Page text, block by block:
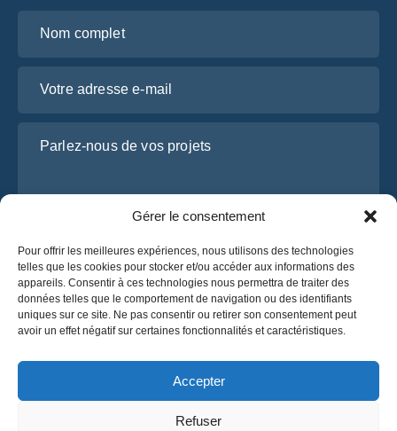
Gérer le consentement
Pour offrir les meilleures expériences, nous utilisons des technologies
telles que les cookies pour stocker et/ou accéder aux informations des
appareils. Consentir à ces technologies nous permettra de traiter des
données telles que le comportement de navigation ou des identifiants
uniques sur ce site. Ne pas consentir ou retirer son consentement peut
avoir un effet négatif sur certaines fonctionnalités et caractéristiques.
Accepter
Refuser
J’ai lu et j’accepte lapolitique de confidentialité
d’OsaBus.
Obtenez un devis
Obtenez un devis